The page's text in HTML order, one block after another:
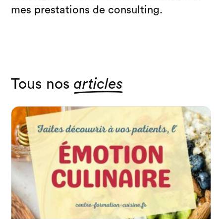
mes prestations de consulting.
Tous nosarticles